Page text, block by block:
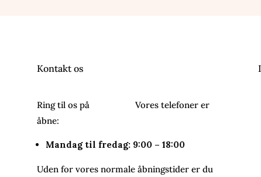
Kontakt os
Ring til os på
Vores telefoner er
åbne:
Mandag til fredag: 9:00 – 18:00
Uden for vores normale åbningstider er du